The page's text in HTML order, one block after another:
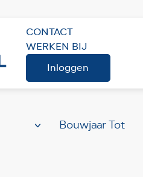
CONTACT
WERKEN BIJ
Inloggen
aanbod